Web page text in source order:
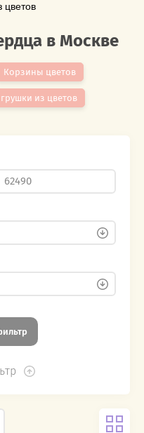
цветов
в Москве
Корзины цветов
из цветов